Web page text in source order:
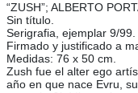
“ZUSH”; ALBERTO
Sin título.
Serigrafia, ejemplar 9/99.
Firmado y justificado a
Medidas: 76 x 50 cm.
Zush fue el alter ego
año en que nace Evru,